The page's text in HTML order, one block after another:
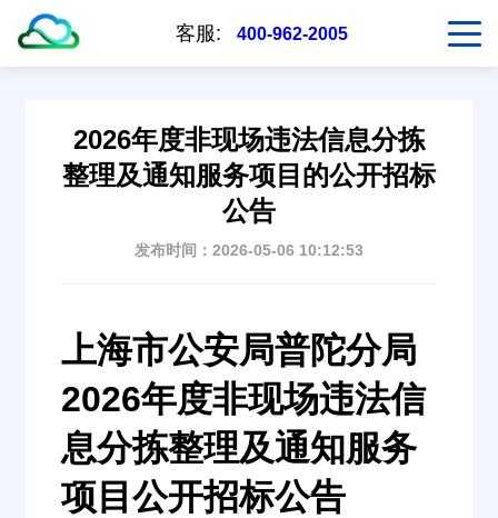
客服: 400-962-2005
2026年度非现场违法信息分拣
整理及通知服务项目的公开招标
公告
发布时间：2026-05-06 10:12:53
上海市公安局普陀分局
2026年度非现场违法信
息分拣整理及通知服务
项目公开招标公告